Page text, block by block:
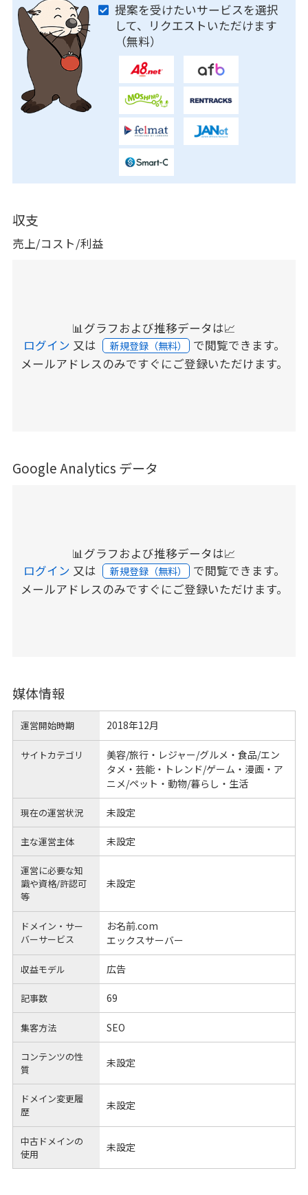
提案を受けたいサービスを選択
して、リクエストいただけます
（無料）
収支
売上/コスト/利益
📊グラフおよび推移データは📈
ログイン 又は 新規登録（無料） で閲覧できます。
メールアドレスのみですぐにご登録いただけます。
Google Analytics データ
📊グラフおよび推移データは📈
ログイン 又は 新規登録（無料） で閲覧できます。
メールアドレスのみですぐにご登録いただけます。
媒体情報
運営開始時期 2018年12月
サイトカテゴリ
美容/旅行・レジャー/グルメ・食品/エン
タメ・芸能・トレンド/ゲーム・漫画・ア
ニメ/ペット・動物/暮らし・生活
現在の運営状況 未設定
主な運営主体 未設定
運営に必要な知
識や資格/許認可
等
未設定
ドメイン・サー
バーサービス
お名前.com
エックスサーバー
収益モデル 広告
記事数 69
集客方法 SEO
コンテンツの性
質
未設定
ドメイン変更履
歴
未設定
中古ドメインの
使用
未設定